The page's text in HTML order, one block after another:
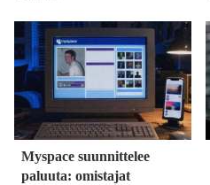
Myspace suunnittelee
paluuta: omistajat